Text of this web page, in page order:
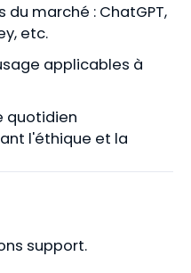
du marché : ChatGPT,
etc.
applicables à
quotidien
l'éthique et la
support.